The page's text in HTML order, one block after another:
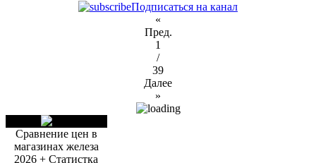
Подписаться на канал
«
Пред.
1
/
39
Далее
»
Сравнение цен в
магазинах железа
2026 + Статистка